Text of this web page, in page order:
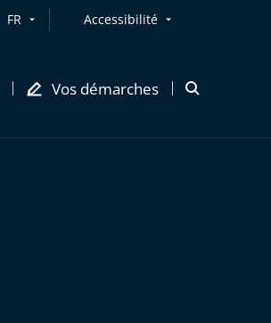
FR Accessibilité
Vos démarches
Ouvrir